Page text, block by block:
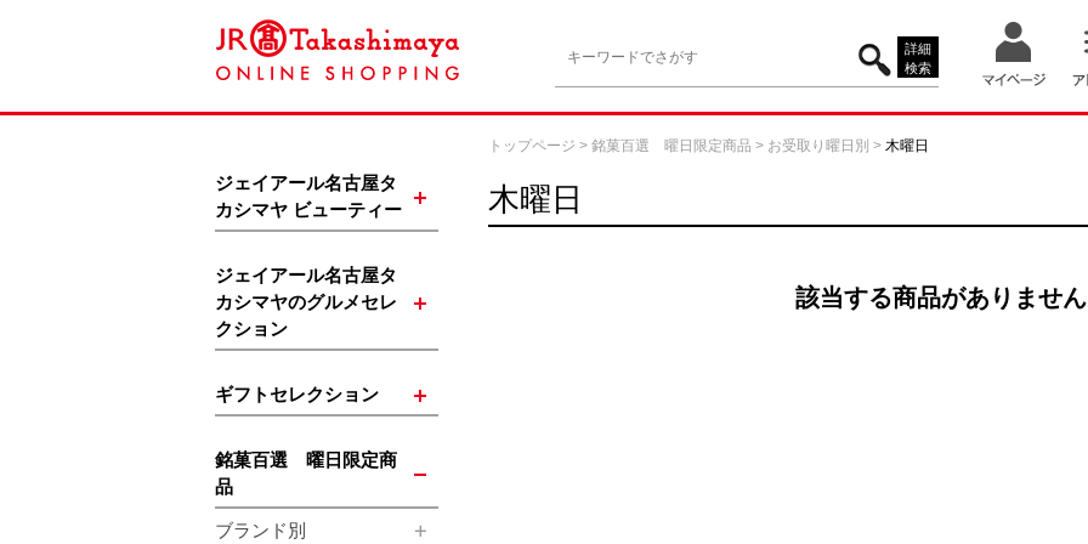
詳細
検索
ジェイアール名古屋タ
カシマヤ ビューティー
ジェイアール名古屋タ
カシマヤのグルメセレ
クション
ギフトセレクション
銘菓百選 曜日限定商
品
ブランド別
トップページ > 銘菓百選 曜日限定商品 > お受取り曜日別 > 木曜日
木曜日
該当する商品がありませ